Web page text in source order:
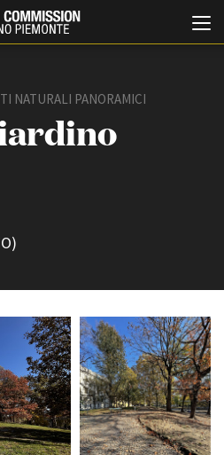
EVENTI, SPECIALI
TFI Torino Film Industry -
Production Days
Avenue Cove - Erasmus +
Guarda che storia!
La Grazia - Immagini e
location della Torino di Paolo
Sorrentino
NATURALI PANORAMICI